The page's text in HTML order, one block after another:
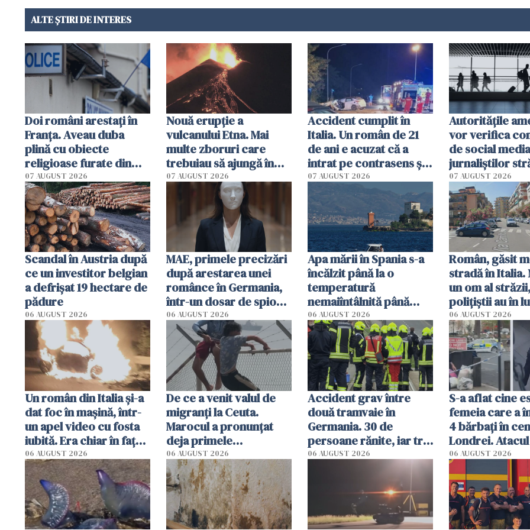
ALTE ȘTIRI DE INTERES
Doi români arestați în
Franța. Aveau duba
plină cu obiecte
religioase furate din
biserici și cimitire
07 AUGUST 2026
Nouă erupție a
vulcanului Etna. Mai
multe zboruri care
trebuiau să ajungă în
Catania au fost deviate
07 AUGUST 2026
Accident cumplit în
Italia. Un român de 21
de ani e acuzat că a
intrat pe contrasens și a
omorât doi oameni
07 AUGUST 2026
Autorităţile
vor verifica
de social
jurnaliştilor
aplică pentru
07 AUGUST 2026
Scandal în Austria după
ce un investitor belgian
a defrișat 19 hectare de
pădure
06 AUGUST 2026
MAE, primele precizări
după arestarea unei
românce în Germania,
într-un dosar de spionaj
în favoarea Rusiei
06 AUGUST 2026
Apa mării în Spania s-a
încălzit până la o
temperatură
nemaiîntâlnită până
acum. Record absolut
în Mediterană
06 AUGUST 2026
Român, găsit
stradă în Italia.
un om al
polițiștii au în
singură
06 AUGUST 2026
Un român din Italia și-a
dat foc în mașină, într-
un apel video cu fosta
iubită. Era chiar în fața
locuinței iubitei din
Milano
06 AUGUST 2026
De ce a venit valul de
migranți la Ceuta.
Marocul a pronunțat
deja primele
condamnări
06 AUGUST 2026
Accident grav între
două tramvaie în
Germania. 30 de
persoane rănite, iar trei
sunt în stare critică
06 AUGUST 2026
S-a aflat cine
femeia care a
4 bărbați în
Londrei.
de 44 de ani,
de anchetatori
06 AUGUST 2026